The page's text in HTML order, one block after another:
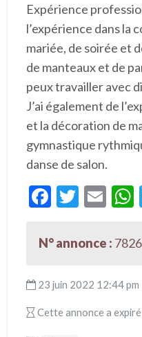
Expérience
l’expérience dans la
mariée, de soirée et
de manteaux et de
peux travailler avec
J’ai également de
et la décoration de
gymnastique
danse de salon.
F
e
o
o
T
itt
E
ai
A
p
N° annonce :
23 juin 2022 12:44 pm
Cette annonce a expiré